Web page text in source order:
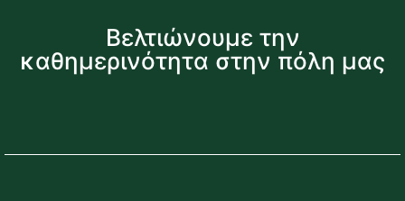
Βελτιώνουμε την
καθημερινότητα στην πόλη μας